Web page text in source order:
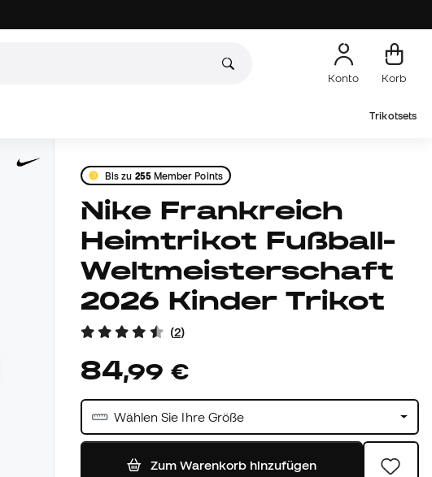
Konto Korb
Trikotsets
Bis zu 255Member Points
Nike Frankreich
Heimtrikot Fußball-
Weltmeisterschaft
2026 Kinder Trikot
(2)
84,99 €
Wählen Sie Ihre Größe
Zum Warenkorb hinzufügen